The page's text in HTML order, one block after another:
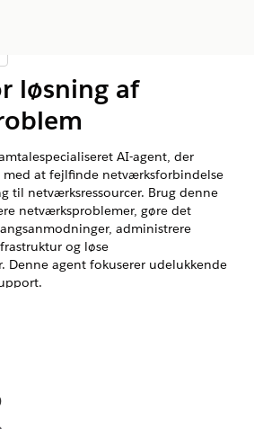
løsning af
AI-agent, der
at fejlfinde netværksforbindelse
til netværksressourcer. Brug denne
netværksproblemer, gøre det
administrere
og løse
Denne agent fokuserer udelukkende
Experience